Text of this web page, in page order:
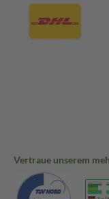
Vertraue unserem